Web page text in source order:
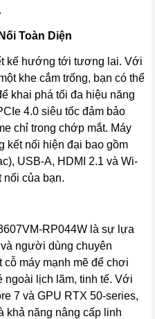
Toàn Diện
kế hướng tới tương lai. Với
khe cắm trống, bạn có thể
khai phá tối đa hiệu năng
4.0 siêu tốc đảm bảo
chỉ trong chớp mắt. Máy
kết nối hiện đại bao gồm
USB-A, HDMI 2.1 và Wi-
nối của bạn.
RP044W là sự lựa
người dùng chuyên
máy mạnh mẽ để chơi
lịch lãm, tinh tế. Với
7 và GPU RTX 50-series,
khả năng nâng cấp linh